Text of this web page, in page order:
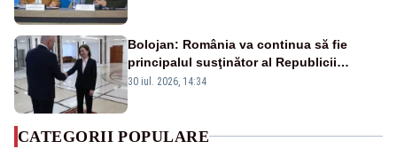
Bolojan: România va continua să fie
principalul susţinător al Republicii
Moldova la nivelul Uniunii Europene
30 iul. 2026, 14:34
CATEGORII POPULARE